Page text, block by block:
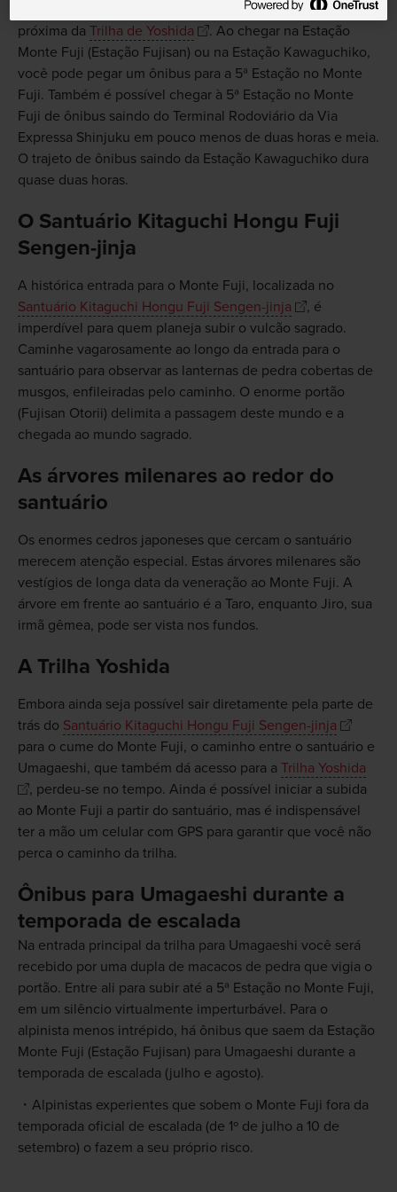
A Estação Monte Fuji (Estação Fujisan) é a estação mais
próxima da Trilha de Yoshida
. Ao chegar na Estação
Monte Fuji (Estação Fujisan) ou na Estação Kawaguchiko,
você pode pegar um ônibus para a 5ª Estação no Monte
Fuji. Também é possível chegar à 5ª Estação no Monte
Fuji de ônibus saindo do Terminal Rodoviário da Via
Expressa Shinjuku em pouco menos de duas horas e meia.
O trajeto de ônibus saindo da Estação Kawaguchiko dura
quase duas horas.
O Santuário Kitaguchi Hongu Fuji
Sengen-jinja
A histórica entrada para o Monte Fuji, localizada no
Santuário Kitaguchi Hongu Fuji Sengen-jinja
, é
imperdível para quem planeja subir o vulcão sagrado.
Caminhe vagarosamente ao longo da entrada para o
santuário para observar as lanternas de pedra cobertas de
musgos, enfileiradas pelo caminho. O enorme portão
(Fujisan Otorii) delimita a passagem deste mundo e a
chegada ao mundo sagrado.
As árvores milenares ao redor do
santuário
Os enormes cedros japoneses que cercam o santuário
merecem atenção especial. Estas árvores milenares são
vestígios de longa data da veneração ao Monte Fuji. A
árvore em frente ao santuário é a Taro, enquanto Jiro, sua
irmã gêmea, pode ser vista nos fundos.
A Trilha Yoshida
Embora ainda seja possível sair diretamente pela parte de
trás do Santuário Kitaguchi Hongu Fuji Sengen-jinja
para o cume do Monte Fuji, o caminho entre o santuário e
Umagaeshi, que também dá acesso para a Trilha Yoshida
, perdeu-se no tempo. Ainda é possível iniciar a subida
ao Monte Fuji a partir do santuário, mas é indispensável
ter a mão um celular com GPS para garantir que você não
perca o caminho da trilha.
Ônibus para Umagaeshi durante a
temporada de escalada
Na entrada principal da trilha para Umagaeshi você será
recebido por uma dupla de macacos de pedra que vigia o
portão. Entre ali para subir até a 5ª Estação no Monte Fuji,
em um silêncio virtualmente imperturbável. Para o
alpinista menos intrépido, há ônibus que saem da Estação
Monte Fuji (Estação Fujisan) para Umagaeshi durante a
temporada de escalada (julho e agosto).
Alpinistas experientes que sobem o Monte Fuji fora da
temporada oficial de escalada (de 1º de julho a 10 de
setembro) o fazem a seu próprio risco.